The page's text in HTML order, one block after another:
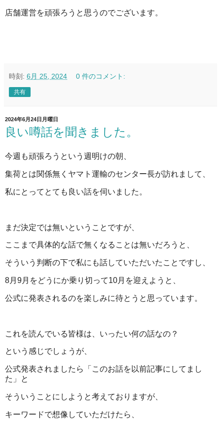
店舗運営を頑張ろうと思うのでございます。
時刻: 6月 25, 2024 0 件のコメント:
共有
2024年6月24日月曜日
良い噂話を聞きました。
今週も頑張ろうという週明けの朝、
集荷とは関係無くヤマト運輸のセンター長が訪れまして、
私にとってとても良い話を伺いました。
まだ決定では無いということですが、
ここまで具体的な話で無くなることは無いだろうと、
そういう判断の下で私にも話していただいたことですし、
8月9月をどうにか乗り切って10月を迎えようと、
公式に発表されるのを楽しみに待とうと思っています。
これを読んでいる皆様は、いったい何の話なの？
という感じでしょうが、
公式発表されましたら「このお話を以前記事にしてまし
た」と
そういうことにしようと考えておりますが、
キーワードで想像していただけたら、